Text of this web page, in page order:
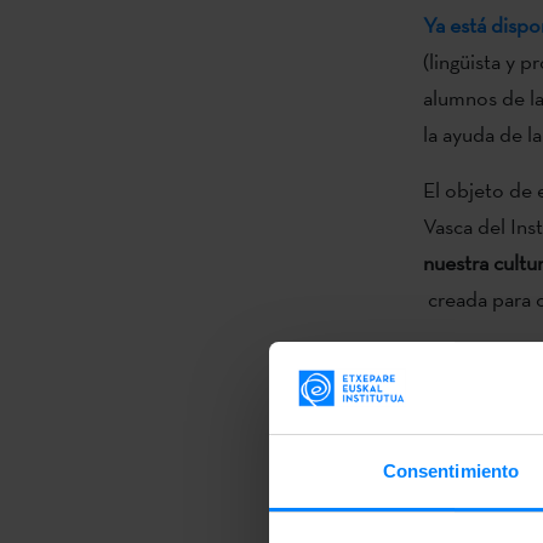
Consentimiento
Ya está
(lingüista y
alumnos de la
la ayuda de
El objeto de
Vasca del
nuestra
creada para
Unai